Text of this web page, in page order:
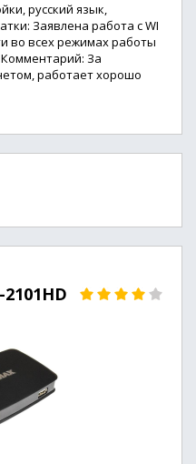
русский язык,
Заявлена работа с WI
во всех режимах работы
Комментарий: За
работает хорошо